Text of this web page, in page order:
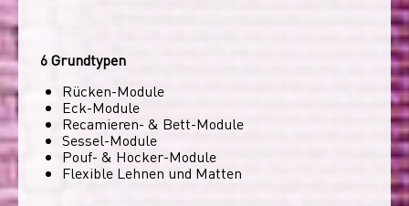
6 Grundtypen
Rücken-Module
Eck-Module
Recamieren- & Bett-Module
Sessel-Module
Pouf- & Hocker-Module
Flexible Lehnen und Matten